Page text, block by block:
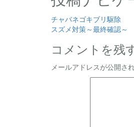
チャバネゴキブリ駆除
スズメ対策～最終確認～
コメントを残
メールアドレスが公開さ